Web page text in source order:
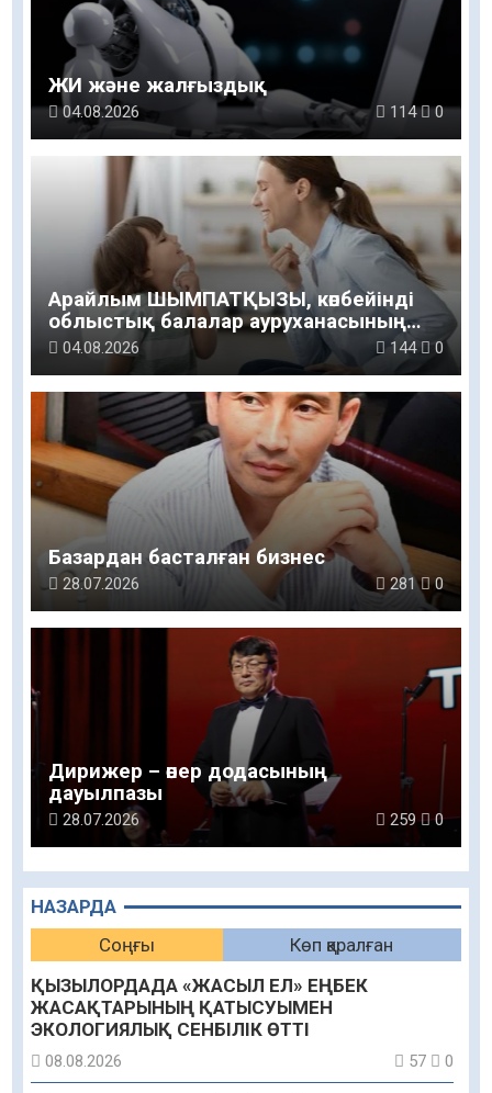
НАЗАРДА
Соңғы
Көп қаралған
ҚЫЗЫЛОРДАДА «ЖАСЫЛ ЕЛ» ЕҢБЕК
ЖАСАҚТАРЫНЫҢ ҚАТЫСУЫМЕН
ЭКОЛОГИЯЛЫҚ СЕНБІЛІК ӨТТІ
08.08.2026 57 0
ЖИ және жалғыздық
04.08.2026 114 0
Арайлым ШЫМПАТҚЫЗЫ, көпбейінді
облыстық балалар ауруханасының
логопед маманы: Баланың сөйлеуі мен
дамуы үйдегі қарапайым қарым-
қатынастан басталады
04.08.2026 144 0
Базардан басталған бизнес
28.07.2026 281 0
Дирижер – өнер додасының
дауылпазы
28.07.2026 259 0